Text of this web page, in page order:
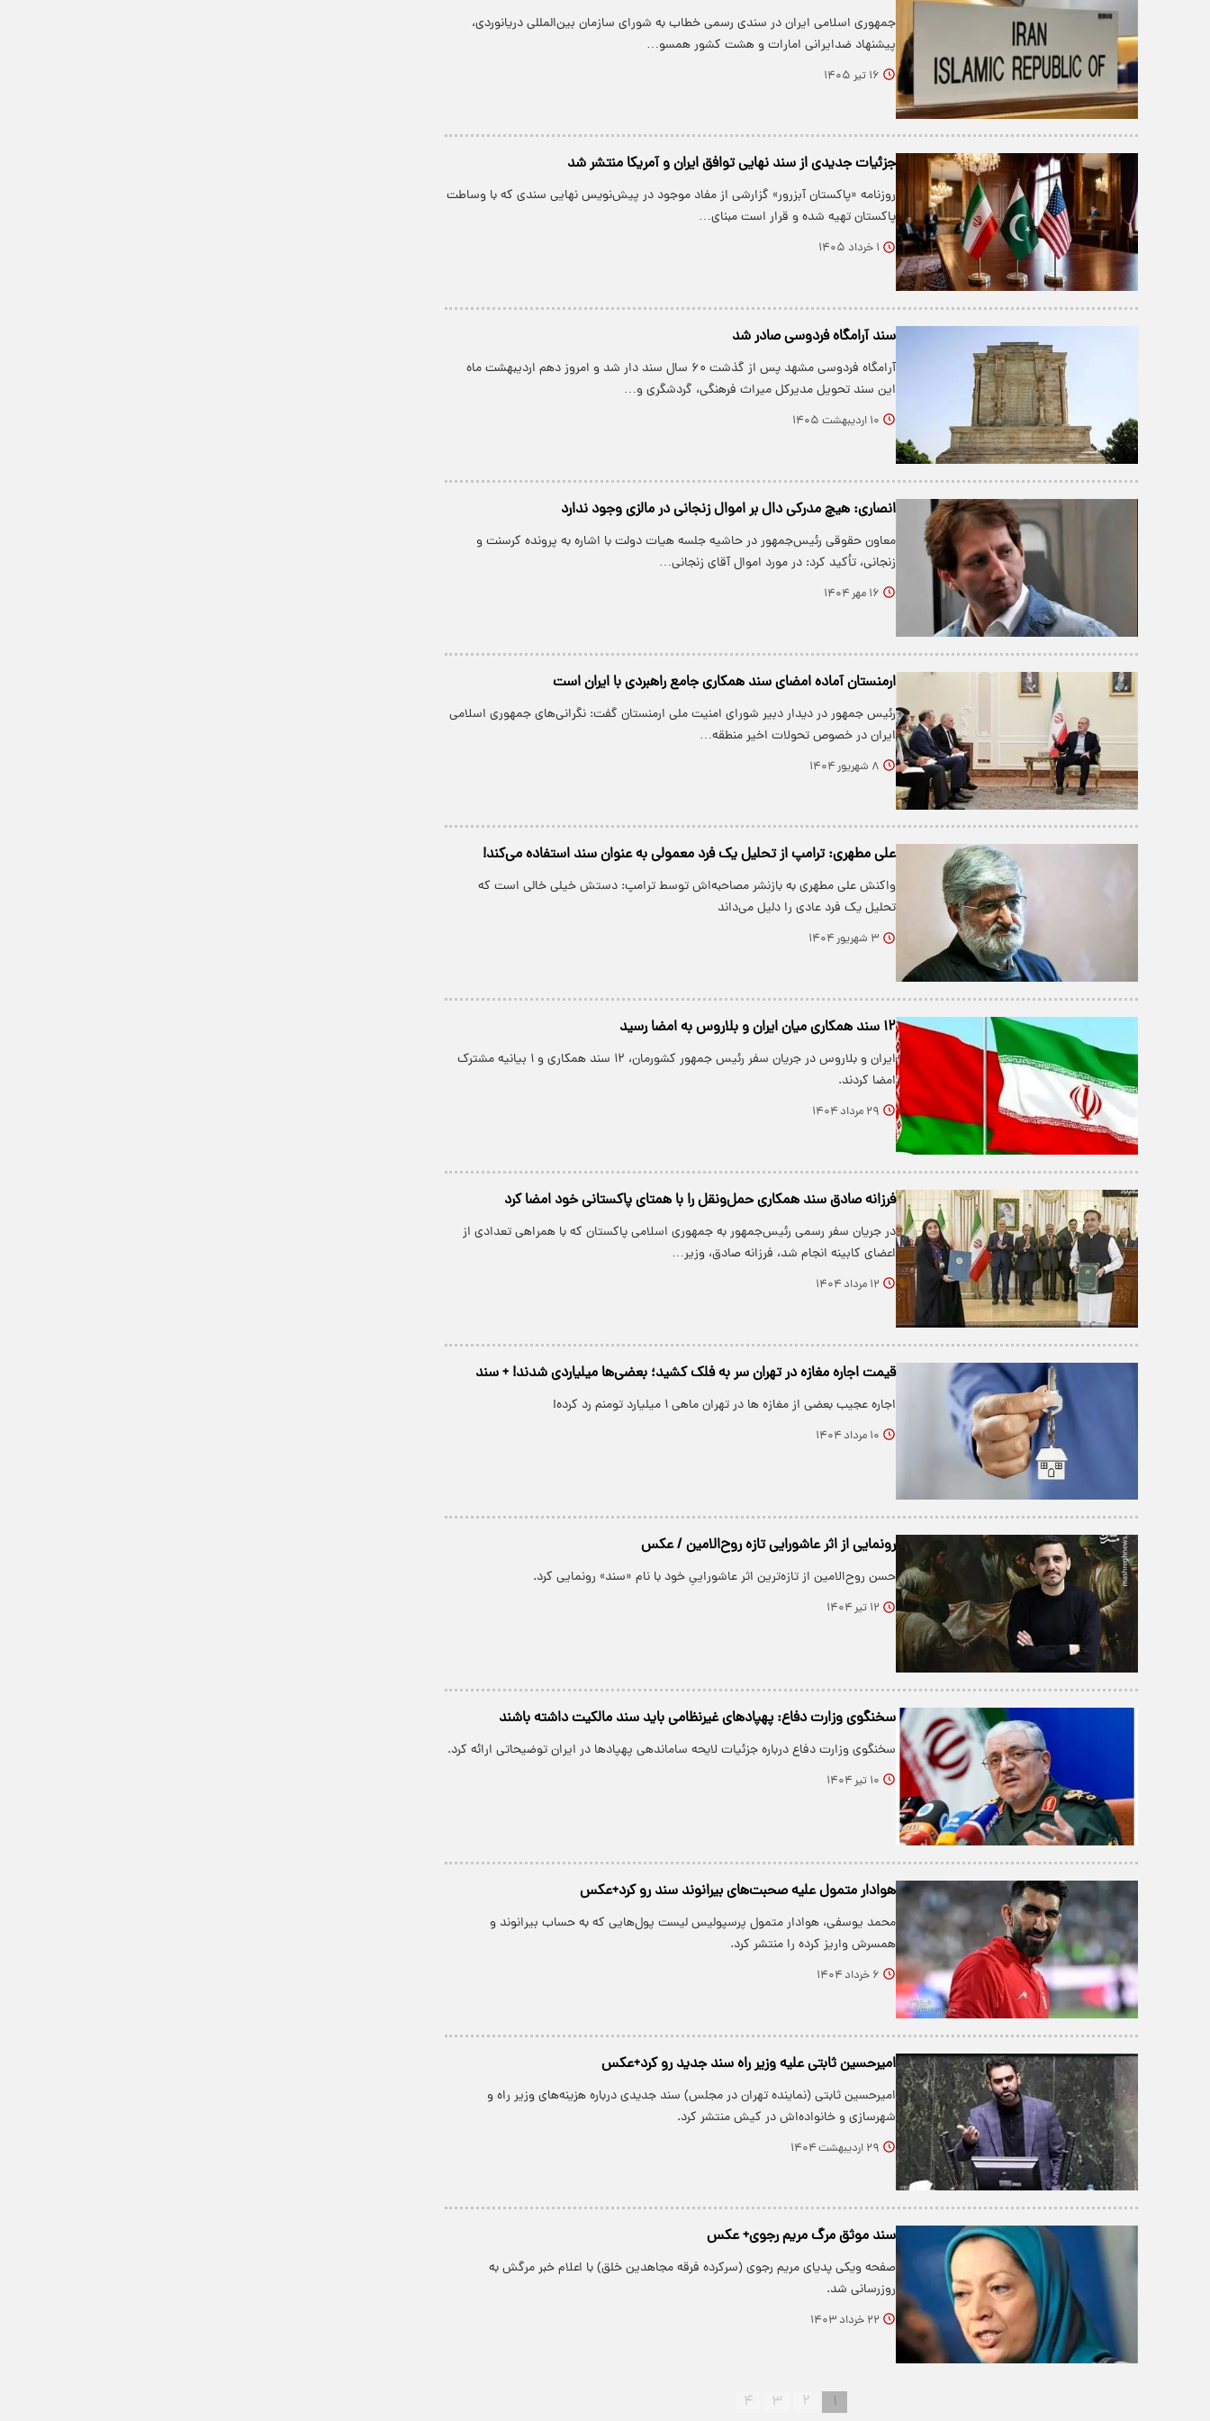
جمهوری اسلامی ایران در سندی رسمی خطاب به شورای سازمان بین‌المللی دریانوردی،
پیشنهاد ضدایرانی امارات و هشت کشور همسو…
۱۶ تیر ۱۴۰۵
جزئیات جدیدی از سند نهایی توافق ایران و آمریکا منتشر شد
روزنامه «پاکستان آبزرور» گزارشی از مفاد موجود در پیش‌نویس نهایی سندی که با وساطت
پاکستان تهیه شده و قرار است مبنای…
۱ خرداد ۱۴۰۵
سند آرامگاه فردوسی صادر شد
آرامگاه فردوسی مشهد پس از گذشت ۶۰ سال سند دار شد و امروز دهم اردیبهشت ماه
این سند تحویل مدیرکل میراث فرهنگی، گردشگری و…
۱۰ اردیبهشت ۱۴۰۵
انصاری: هیچ مدرکی دال بر اموال زنجانی در مالزی وجود ندارد
معاون حقوقی رئیس‌جمهور در حاشیه جلسه هیات دولت با اشاره به پرونده کرسنت و
زنجانی، تأکید کرد: در مورد اموال آقای زنجانی…
۱۶ مهر ۱۴۰۴
ارمنستان آماده امضای سند همکاری جامع راهبردی با ایران است
رئیس جمهور در دیدار دبیر شورای امنیت ملی ارمنستان گفت: نگرانی‌های جمهوری اسلامی
ایران در خصوص تحولات اخیر منطقه…
۸ شهریور ۱۴۰۴
علی مطهری: ترامپ از تحلیل یک فرد معمولی به عنوان سند استفاده می‌کند!
واکنش علی مطهری به بازنشر مصاحبه‌اش توسط ترامپ: دستش خیلی خالی است که
تحلیل یک فرد عادی را دلیل می‌داند
۳ شهریور ۱۴۰۴
۱۲ سند همکاری میان ایران و بلاروس به امضا رسید
ایران و بلاروس در جریان سفر رئیس جمهور کشورمان، ۱۲ سند همکاری و ۱ بیانیه مشترک
امضا کردند.
۲۹ مرداد ۱۴۰۴
فرزانه صادق سند همکاری حمل‌ونقل را با همتای پاکستانی خود امضا کرد
در جریان سفر رسمی رئیس‌جمهور به جمهوری اسلامی پاکستان که با همراهی تعدادی از
اعضای کابینه انجام شد، فرزانه صادق، وزیر…
۱۲ مرداد ۱۴۰۴
قیمت اجاره مغازه در تهران سر به فلک کشید؛ بعضی‌ها میلیاردی شدند! + سند
اجاره عجیب بعضی از مغازه ها در تهران ماهی ‌۱ میلیارد تومنم رد کرده!
۱۰ مرداد ۱۴۰۴
رونمایی از اثر عاشورایی تازه روح‌الامین / عکس
حسن روح‌الامین از تازه‌ترین اثر عاشوراییِ خود با نام «سند» رونمایی کرد.
۱۲ تیر ۱۴۰۴
سخنگوی وزارت دفاع: پهپادهای غیرنظامی باید سند مالکیت داشته باشند
سخنگوی وزارت دفاع درباره جزئیات لایحه ساماندهی پهپادها در ایران توضیحاتی ارائه کرد.
۱۰ تیر ۱۴۰۴
هوادار متمول علیه صحبت‌های بیرانوند سند رو کرد+عکس
​محمد یوسفی، هوادار متمول پرسپولیس لیست پول‌هایی که به حساب بیرانوند و
همسرش واریز کرده را منتشر کرد.
۶ خرداد ۱۴۰۴
امیرحسین ثابتی علیه وزیر راه سند جدید رو کرد+عکس
​امیرحسین ثابتی (نماینده تهران در مجلس) سند جدیدی درباره هزینه‌های وزیر راه و
شهرسازی و خانواده‌اش در کیش منتشر کرد.
۲۹ اردیبهشت ۱۴۰۴
سند موثق مرگ مریم رجوی+ عکس
صفحه ویکی پدیای مریم رجوی (سرکرده فرقه مجاهدین خلق) با اعلام خبر مرگش به
روزرسانی شد.
۲۲ خرداد ۱۴۰۳
۱ ۲ ۳ ۴